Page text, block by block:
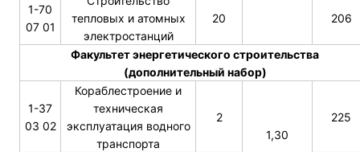
1-70
07 01
тепловых и атомных
электростанций
20 206
Факультет энергетического строительства
(дополнительный набор)
1-37
03 02
Кораблестроение и
техническая
эксплуатация водного
транспорта
2
1,30
225